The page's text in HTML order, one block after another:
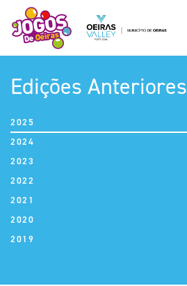
Edições Anteriores
2025
2024
2023
2022
2021
2020
2019